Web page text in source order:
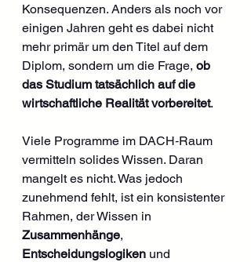
Konsequenzen. Anders als noch vor
einigen Jahren geht es dabei nicht
mehr primär um den Titel auf dem
Diplom, sondern um die Frage, ob
das Studium tatsächlich auf die
wirtschaftliche Realität vorbereitet.
Viele Programme im DACH‑Raum
vermitteln solides Wissen. Daran
mangelt es nicht. Was jedoch
zunehmend fehlt, ist ein konsistenter
Rahmen, der Wissen in
Zusammenhänge,
Entscheidungslogiken und